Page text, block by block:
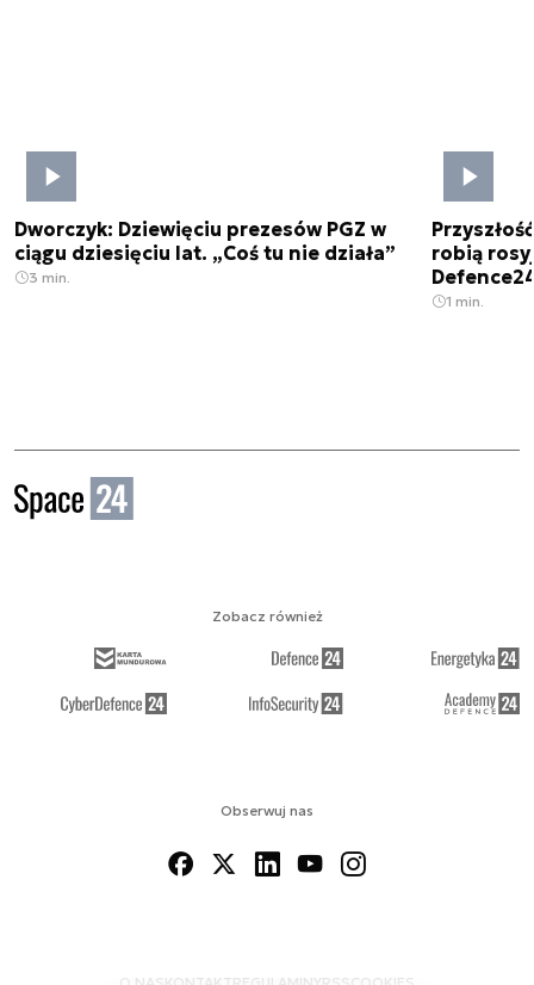
Dworczyk: Dziewięciu prezesów PGZ w
ciągu dziesięciu lat. „Coś tu nie działa”
3 min.
robią
1 min.
Obserwuj nas
Zobacz również